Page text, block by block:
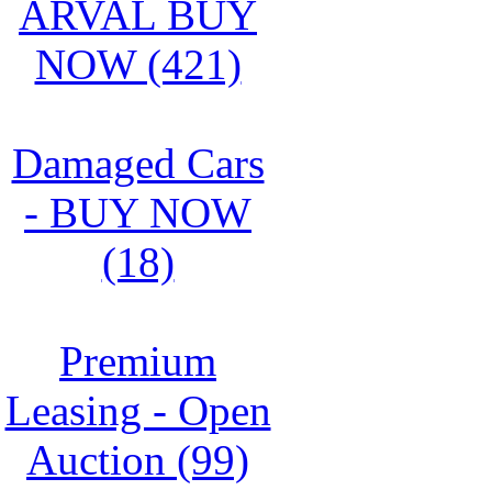
ARVAL BUY
NOW (421)
Damaged Cars
- BUY NOW
(18)
Premium
Leasing - Open
Auction (99)